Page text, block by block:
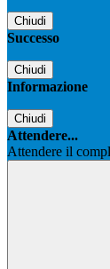
Chiudi
Successo
Chiudi
Informazione
Chiudi
Attendere...
Attendere il